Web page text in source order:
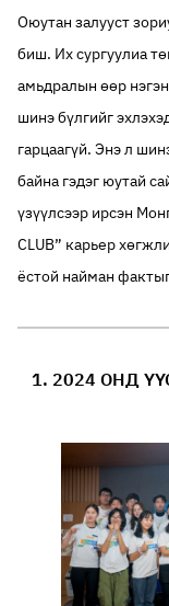
Оюутан залууст
биш. Их сургуулиа
амьдралын өөр
шинэ бүлгийг
гарцаагүй. Энэ л
байна гэдэг юутай
үзүүлсээр ирсэн
CLUB” карьер
ёстой найман
1. 2024 ОНД